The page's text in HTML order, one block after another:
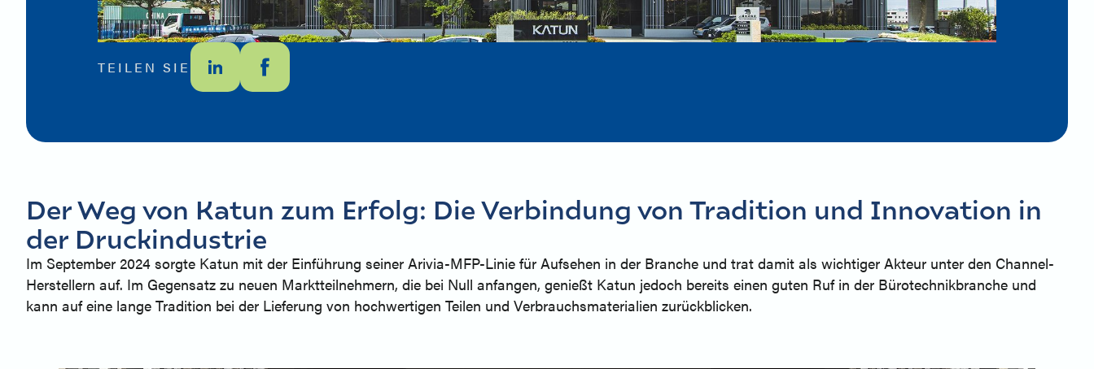
TEILEN SIE
Der Weg von Katun zum Erfolg: Die Verbindung von Tradition und Innovation in
der Druckindustrie
Im September 2024 sorgte Katun mit der Einführung seiner Arivia-MFP-Linie für Aufsehen in der Branche und trat damit als wichtiger Akteur unter den Channel-
Herstellern auf. Im Gegensatz zu neuen Marktteilnehmern, die bei Null anfangen, genießt Katun jedoch bereits einen guten Ruf in der Bürotechnikbranche und
kann auf eine lange Tradition bei der Lieferung von hochwertigen Teilen und Verbrauchsmaterialien zurückblicken.